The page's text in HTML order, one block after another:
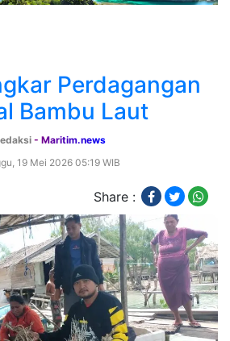
Perdagangan
Bambu Laut
- Maritim.news
19 Mei 2026 05:19 WIB
Share :